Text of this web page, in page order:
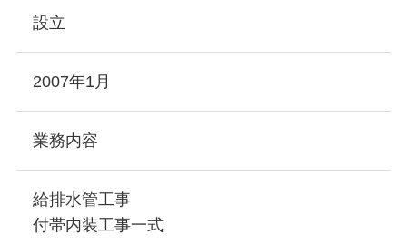
設立
2007年1月
業務内容
給排水管工事
付帯内装工事一式